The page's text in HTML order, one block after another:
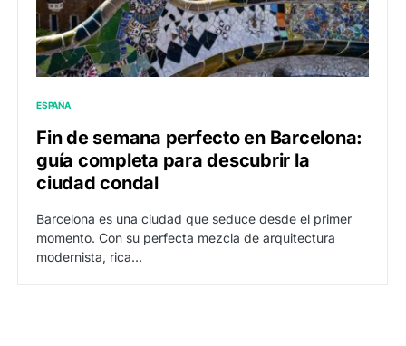
ESPAÑA
Fin de semana perfecto en Barcelona:
guía completa para descubrir la
ciudad condal
Barcelona es una ciudad que seduce desde el primer
momento. Con su perfecta mezcla de arquitectura
modernista, rica…